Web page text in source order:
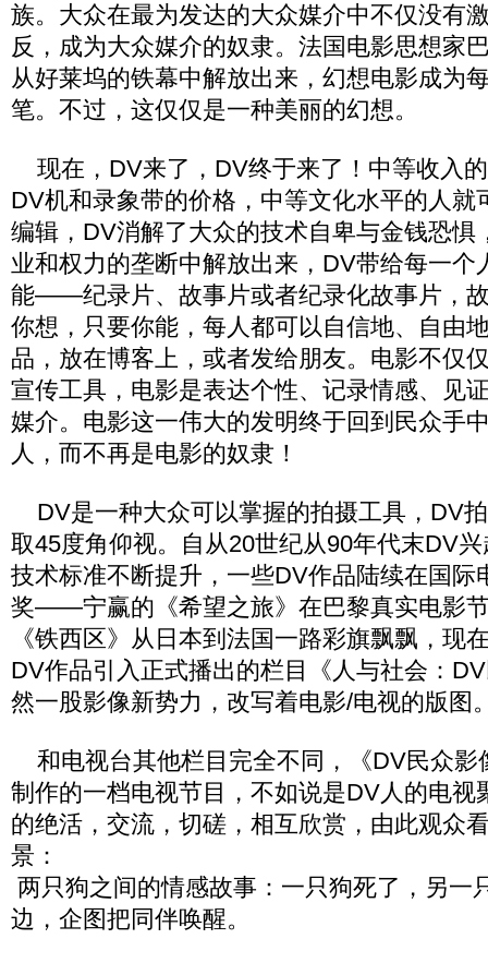
族。大众在最为发达的大众媒介中不仅没有
反，成为大众媒介的奴隶。法国电影思想家
从好莱坞的铁幕中解放出来，幻想电影成为
笔。不过，这仅仅是一种美丽的幻想。
现在，DV来了，DV终于来了！中等收入
DV机和录象带的价格，中等文化水平的人就
编辑，DV消解了大众的技术自卑与金钱恐惧
业和权力的垄断中解放出来，DV带给每一个
能——纪录片、故事片或者纪录化故事片，
你想，只要你能，每人都可以自信地、自由
品，放在博客上，或者发给朋友。电影不仅
宣传工具，电影是表达个性、记录情感、见
媒介。电影这一伟大的发明终于回到民众手
人，而不再是电影的奴隶！
DV是一种大众可以掌握的拍摄工具，DV
取45度角仰视。自从20世纪从90年代末DV
技术标准不断提升，一些DV作品陆续在国际
奖——宁赢的《希望之旅》在巴黎真实电影
《铁西区》从日本到法国一路彩旗飘飘，现
DV作品引入正式播出的栏目《人与社会：
然一股影像新势力，改写着电影/电视的版图
和电视台其他栏目完全不同，《DV民众影
制作的一档电视节目，不如说是DV人的电视
的绝活，交流，切磋，相互欣赏，由此观众
景：
两只狗之间的情感故事：一只狗死了，另一
边，企图把同伴唤醒。